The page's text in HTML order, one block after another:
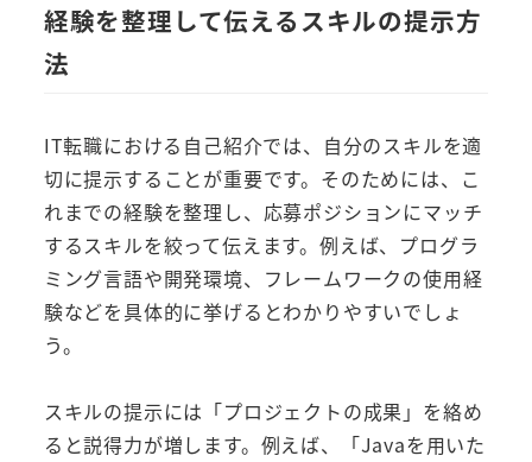
経験を整理して伝えるスキルの提示方
法
IT転職における自己紹介では、自分のスキルを適
切に提示することが重要です。そのためには、こ
れまでの経験を整理し、応募ポジションにマッチ
するスキルを絞って伝えます。例えば、プログラ
ミング言語や開発環境、フレームワークの使用経
験などを具体的に挙げるとわかりやすいでしょ
う。
スキルの提示には「プロジェクトの成果」を絡め
ると説得力が増します。例えば、「Javaを用いた